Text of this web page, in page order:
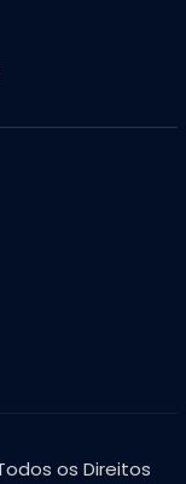
os Direitos